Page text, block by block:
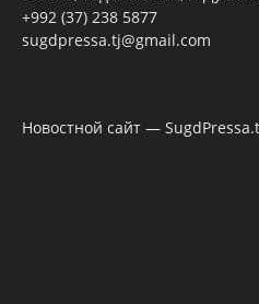
+992 (37) 238 5877
sugdpressa.tj@gmail.com
Новостной сайт —